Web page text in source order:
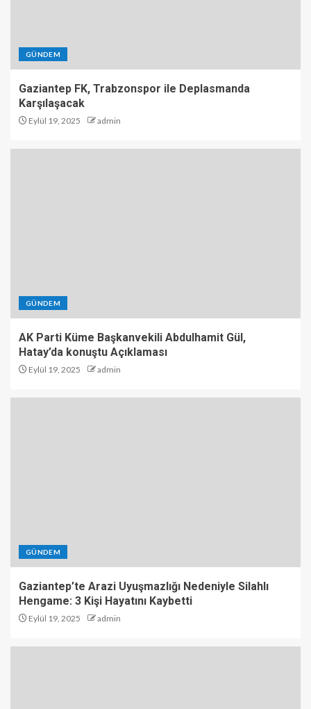
GÜNDEM
Gaziantep FK, Trabzonspor ile Deplasmanda
Karşılaşacak
Eylül 19, 2025 admin
GÜNDEM
AK Parti Küme Başkanvekili Abdulhamit Gül,
Hatay’da konuştu Açıklaması
Eylül 19, 2025 admin
GÜNDEM
Gaziantep’te Arazi Uyuşmazlığı Nedeniyle Silahlı
Hengame: 3 Kişi Hayatını Kaybetti
Eylül 19, 2025 admin